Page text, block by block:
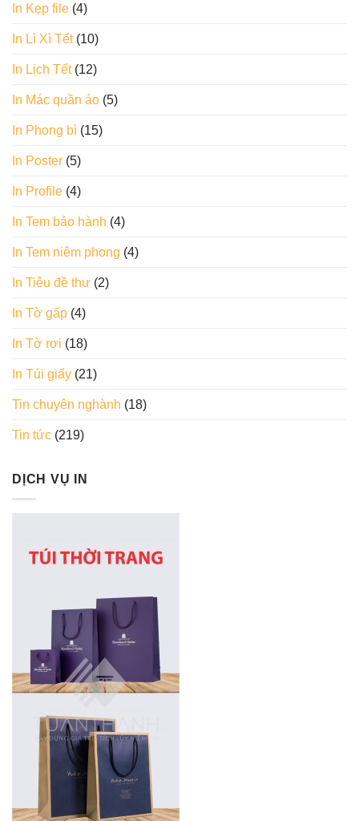
In Kẹp file (4)
In Lì Xì Tết(10)
In Lịch Tết(12)
In Mác quần áo (5)
In Phong bì (15)
In Poster (5)
In Profile (4)
In Tem bảo hành (4)
In Tem niêm phong (4)
In Tiêu đề thư (2)
In Tờ gấp (4)
In Tờ rơi (18)
In Túi giấy (21)
Tin chuyên nghành (18)
Tin tức (219)
DỊCH VỤ IN